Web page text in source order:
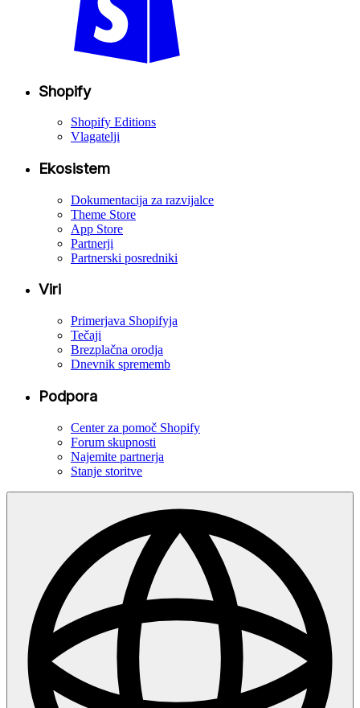
Shopify
Shopify Editions
Vlagatelji
Ekosistem
Dokumentacija za razvijalce
Theme Store
App Store
Partnerji
Partnerski posredniki
Viri
Primerjava Shopifyja
Tečaji
Brezplačna orodja
Dnevnik sprememb
Podpora
Center za pomoč Shopify
Forum skupnosti
Najemite partnerja
Stanje storitve